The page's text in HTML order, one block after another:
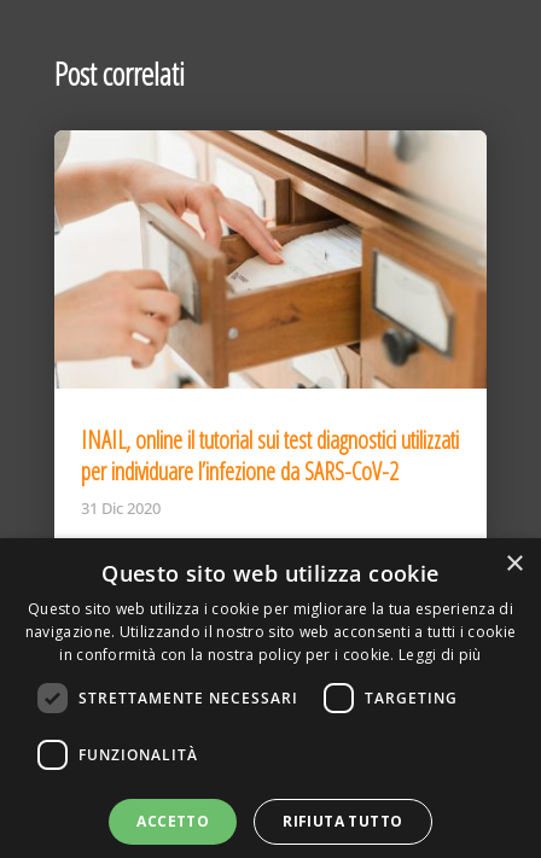
Post correlati
INAIL, online il tutorial sui test diagnostici utilizzati
per individuare l’infezione da SARS-CoV-2
31 Dic 2020
DELLA TORRE, 15 – 20127 – MILANO – P. IVA
SITO REALIZZATO DA GRAFICAEFOTO WEB AGENCY –
PARTNER SINTEL
×
Questo sito web utilizza cookie
Questo sito web utilizza i cookie per migliorare la tua esperienza di
navigazione. Utilizzando il nostro sito web acconsenti a tutti i cookie
in conformità con la nostra policy per i cookie. Leggi di più
STRETTAMENTE NECESSARI TARGETING
FUNZIONALITÀ
ACCETTO RIFIUTA TUTTO